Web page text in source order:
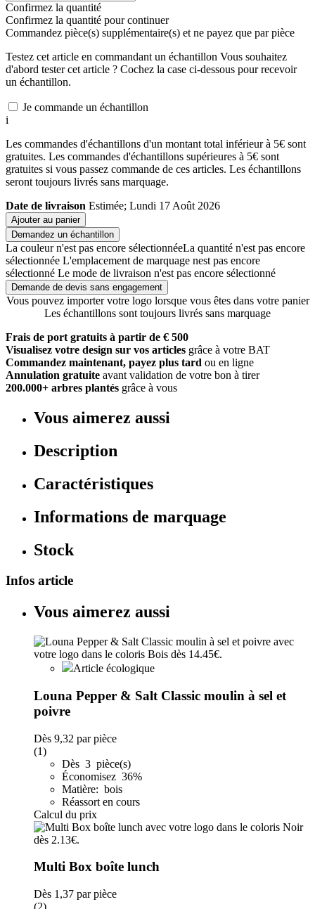
Confirmez la quantité
Confirmez la quantité pour continuer
Commandez pièce(s) supplémentaire(s) et ne payez que par pièce
Testez cet article en commandant un échantillon Vous souhaitez
d'abord tester cet article ? Cochez la case ci-dessous pour recevoir
un échantillon.
Je commande un échantillon
i
Les commandes d'échantillons d'un montant total inférieur à 5€ sont
gratuites. Les commandes d'échantillons supérieures à 5€ sont
gratuites si vous passez commande de ces articles. Les échantillons
seront toujours livrés sans marquage.
Date de livraison Estimée; Lundi 17 Août 2026
Ajouter au panier
Demandez un échantillon
La couleur n'est pas encore sélectionnéeLa quantité n'est pas encore
sélectionnée L'emplacement de marquage nest pas encore
sélectionné Le mode de livraison n'est pas encore sélectionné
Demande de devis sans engagement
Vous pouvez importer votre logo lorsque vous êtes dans votre panier
Les échantillons sont toujours livrés sans marquage
Frais de port gratuits à partir de € 500
Visualisez votre design sur vos articles grâce à votre BAT
Commandez maintenant, payez plus tard ou en ligne
Annulation gratuite avant validation de votre bon à tirer
200.000+ arbres plantés grâce à vous
Vous aimerez aussi
Description
Caractéristiques
Informations de marquage
Stock
Infos article
Vous aimerez aussi
Article écologique
Louna Pepper & Salt Classic moulin à sel et
poivre
Dès 9,32 par pièce
(1)
Dès 3 pièce(s)
Économisez 36%
Matière: bois
Réassort en cours
Calcul du prix
Multi Box boîte lunch
Dès 1,37 par pièce
(2)